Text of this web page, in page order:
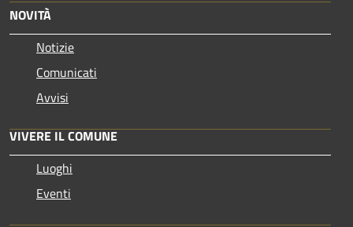
NOVITÀ
Notizie
Comunicati
Avvisi
VIVERE IL COMUNE
Luoghi
Eventi